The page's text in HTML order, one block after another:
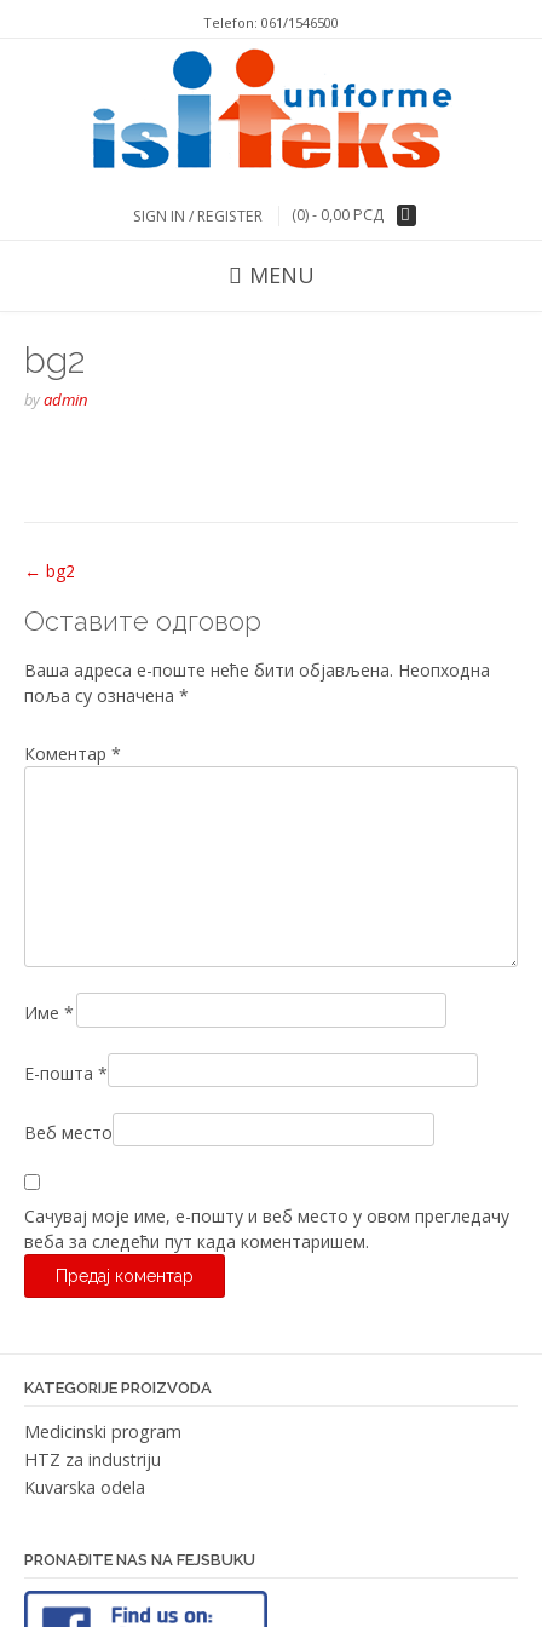
Тelefon: 061/1546500
SIGN IN / REGISTER (0) - 0,00 РСД
MENU
bg2
byadmin
Post
navigation
← bg2
Оставите одговор
Ваша адреса е-поште неће бити објављена. Неопходна
поља су означена *
Коментар *
Име *
Е-пошта *
Веб место
Сачувај моје име, е-пошту и веб место у овом прегледачу
веба за следећи пут када коментаришем.
KATEGORIJE PROIZVODA
Medicinski program
HTZ za industriju
Kuvarska odela
PRONAĐITE NAS NA FEJSBUKU